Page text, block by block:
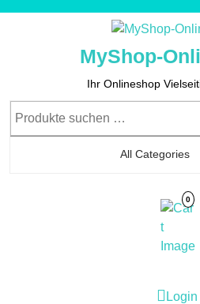
MyShop-
Ihr Onlineshop
All Categories
0
Login